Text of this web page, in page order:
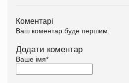
Коментарі
Ваш коментар буде першим.
Додати коментар
Ваше імя*